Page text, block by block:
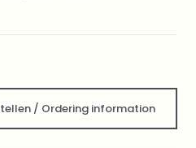
/ Ordering information